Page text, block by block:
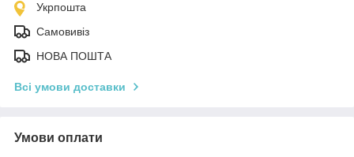
Укрпошта
Самовивіз
НОВА ПОШТА
Всі умови доставки
Умови оплати